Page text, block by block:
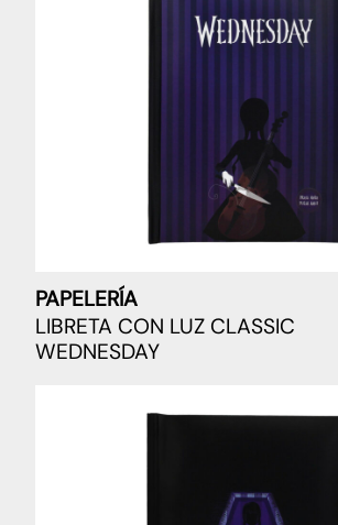
PAPELERÍA
LIBRETA CON LUZ CLASSIC
WEDNESDAY